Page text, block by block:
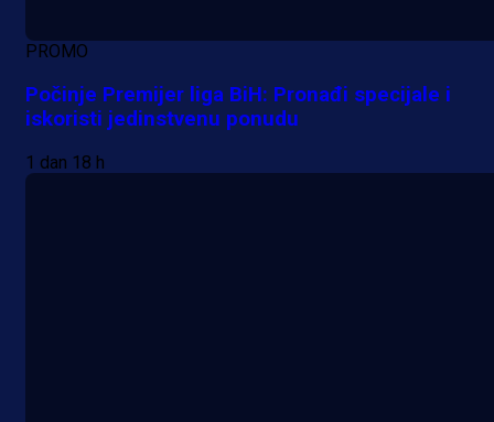
PROMO
Počinje Premijer liga BiH: Pronađi specijale i
iskoristi jedinstvenu ponudu
1 dan 18 h